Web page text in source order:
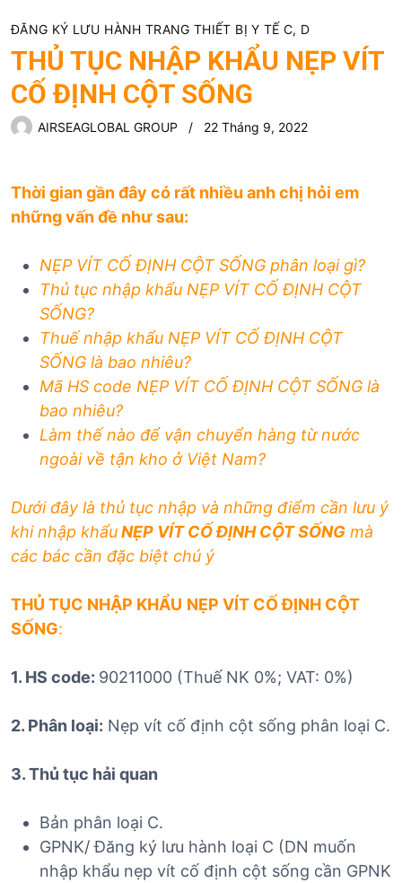
ĐĂNG KÝ LƯU HÀNH TRANG THIẾT BỊ Y TẾ C, D
THỦ TỤC NHẬP KHẨU NẸP VÍT
CỐ ĐỊNH CỘT SỐNG
AIRSEAGLOBAL GROUP 22 Tháng 9, 2022
Thời gian gần đây có rất nhiều anh chị hỏi em
những vấn đề như sau:
NẸP VÍT CỐ ĐỊNH CỘT SỐNG phân loại gì?
Thủ tục nhập khẩu NẸP VÍT CỐ ĐỊNH CỘT
SỐNG?
Thuế nhập khẩu NẸP VÍT CỐ ĐỊNH CỘT
SỐNG là bao nhiêu?
Mã HS code NẸP VÍT CỐ ĐỊNH CỘT SỐNG là
bao nhiêu?
Làm thế nào để vận chuyển hàng từ nước
ngoài về tận kho ở Việt Nam?
Dưới đây là thủ tục nhập và những điểm cần lưu ý
khi nhập khẩuNẸP VÍT CỐ ĐỊNH CỘT SỐNG mà
các bác cần đặc biệt chú ý
THỦ TỤC NHẬP KHẨU NẸP VÍT CỐ ĐỊNH CỘT
SỐNG:
1. HS code: 90211000 (Thuế NK 0%; VAT: 0%)
2. Phân loại: Nẹp vít cố định cột sống phân loại C.
3. Thủ tục hải quan
Bản phân loại C.
GPNK/ Đăng ký lưu hành loại C (DN muốn
nhập khẩu nẹp vít cố định cột sống cần GPNK